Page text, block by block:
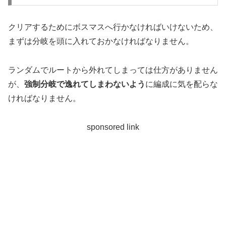
クリアするためにボスマスへ行かなければいけないため、
まずは分岐を頭に入れておかなければなりません。
ランダムでルートから外れてしまっては仕方がありません
が、 強制分岐で逸れてしまわないよう に編成に気を配らな
ければなりません。
sponsored link